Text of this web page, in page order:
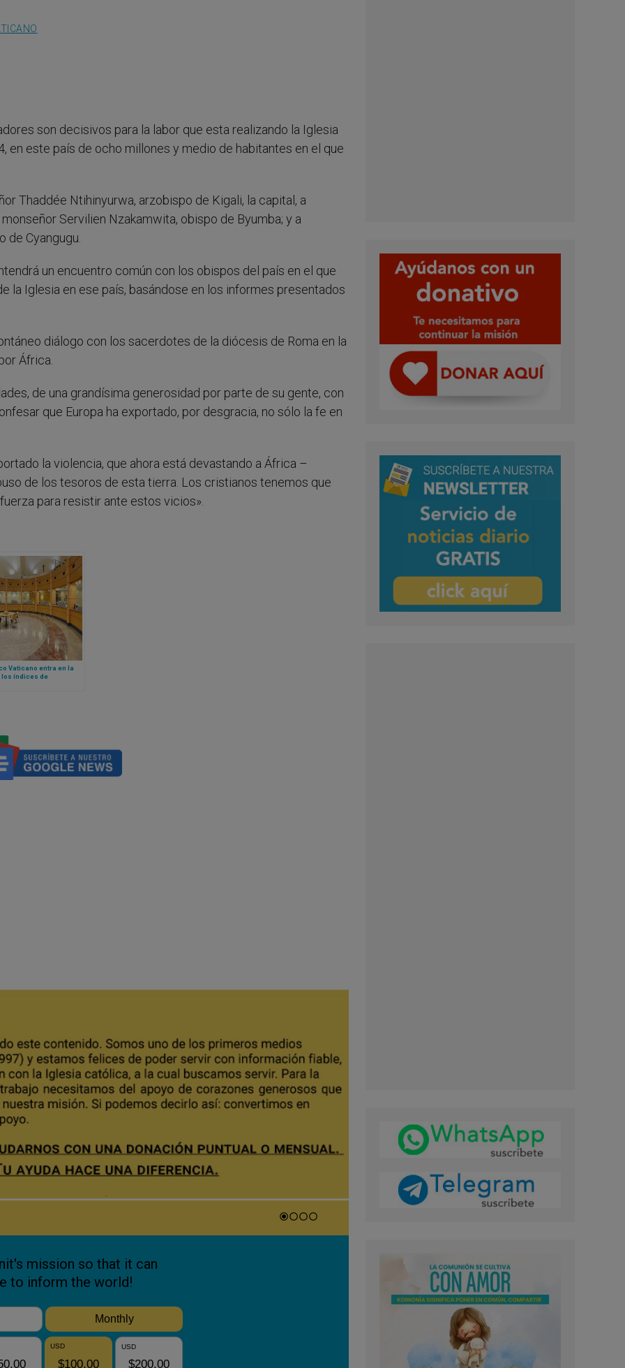
son decisivos para la labor que esta realizando la Iglesia
en este país de ocho millones y medio de habitantes en el que
Thaddée Ntihinyurwa, arzobispo de Kigali, la capital, a
Servilien Nzakamwita, obispo de Byumba; y a
de Cyangugu.
un encuentro común con los obispos del país en el que
la Iglesia en ese país, basándose en los informes presentados
diálogo con los sacerdotes de la diócesis de Roma en la
África.
de una grandísima generosidad por parte de su gente, con
que Europa ha exportado, por desgracia, no sólo la fe en
la violencia, que ahora está devastando a África –
de los tesoros de esta tierra. Los cristianos tenemos que
para resistir ante estos vicios».
Vaticano entra en la
los índices de